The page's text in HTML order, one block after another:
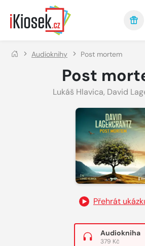
Přejít na hlavní obsah
Audioknihy Post mortem
Post
Lukáš Hlavica, David
Přehrát
Audiokniha
379 Kč